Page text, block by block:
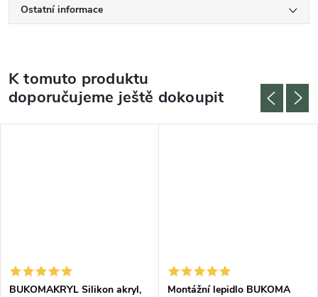
Ostatní informace
K tomuto produktu
doporučujeme ještě dokoupit
BUKOMAKRYL Silikon akryl,
Montážní lepidlo BUKOMA